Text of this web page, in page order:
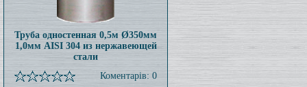
Труба одностенная 0,5м Ø350мм
1,0мм AISI 304 из нержавеющей
стали
Коментарів: 0